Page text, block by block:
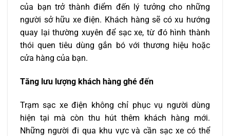
của bạn trở thành điểm đến lý tưởng cho những
người sở hữu xe điện. Khách hàng sẽ có xu hướng
quay lại thường xuyên để sạc xe, từ đó hình thành
thói quen tiêu dùng gắn bó với thương hiệu hoặc
cửa hàng của bạn.
Tăng lưu lượng khách hàng ghé đến
Trạm sạc xe điện không chỉ phục vụ người dùng
hiện tại mà còn thu hút thêm khách hàng mới.
Những người đi qua khu vực và cần sạc xe có thể